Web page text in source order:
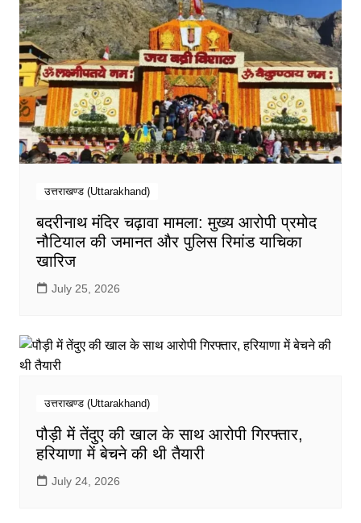
उत्तराखण्ड (Uttarakhand)
बदरीनाथ मंदिर चढ़ावा मामला: मुख्य आरोपी प्रमोद
नौटियाल की जमानत और पुलिस रिमांड याचिका
खारिज
July 25, 2026
उत्तराखण्ड (Uttarakhand)
पौड़ी में तेंदुए की खाल के साथ आरोपी गिरफ्तार,
हरियाणा में बेचने की थी तैयारी
July 24, 2026